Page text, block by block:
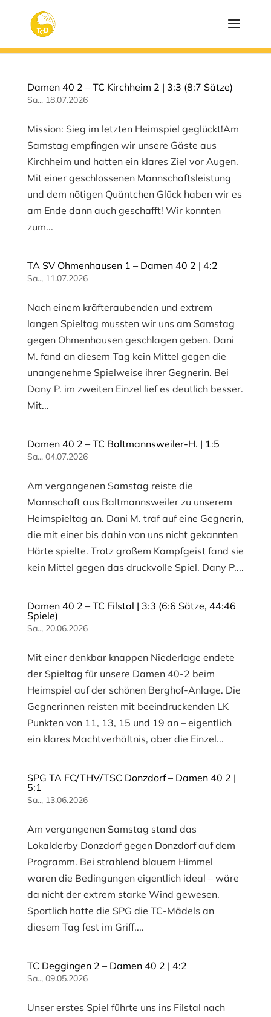
Damen 40 2 – TC Kirchheim 2 | 3:3 (8:7 Sätze)
Sa.., 18.07.2026
Mission: Sieg im letzten Heimspiel geglückt!Am
Samstag empfingen wir unsere Gäste aus
Kirchheim und hatten ein klares Ziel vor Augen.
Mit einer geschlossenen Mannschaftsleistung
und dem nötigen Quäntchen Glück haben wir es
am Ende dann auch geschafft! Wir konnten
zum...
TA SV Ohmenhausen 1 – Damen 40 2 | 4:2
Sa.., 11.07.2026
Nach einem kräfteraubenden und extrem
langen Spieltag mussten wir uns am Samstag
gegen Ohmenhausen geschlagen geben. Dani
M. fand an diesem Tag kein Mittel gegen die
unangenehme Spielweise ihrer Gegnerin. Bei
Dany P. im zweiten Einzel lief es deutlich besser.
Mit...
Damen 40 2 – TC Baltmannsweiler-H. | 1:5
Sa.., 04.07.2026
Am vergangenen Samstag reiste die
Mannschaft aus Baltmannsweiler zu unserem
Heimspieltag an. Dani M. traf auf eine Gegnerin,
die mit einer bis dahin von uns nicht gekannten
Härte spielte. Trotz großem Kampfgeist fand sie
kein Mittel gegen das druckvolle Spiel. Dany P....
Damen 40 2 – TC Filstal | 3:3 (6:6 Sätze, 44:46
Spiele)
Sa.., 20.06.2026
Mit einer denkbar knappen Niederlage endete
der Spieltag für unsere Damen 40-2 beim
Heimspiel auf der schönen Berghof-Anlage. Die
Gegnerinnen reisten mit beeindruckenden LK
Punkten von 11, 13, 15 und 19 an – eigentlich
ein klares Machtverhältnis, aber die Einzel...
SPG TA FC/THV/TSC Donzdorf – Damen 40 2 |
5:1
Sa.., 13.06.2026
Am vergangenen Samstag stand das
Lokalderby Donzdorf gegen Donzdorf auf dem
Programm. Bei strahlend blauem Himmel
waren die Bedingungen eigentlich ideal – wäre
da nicht der extrem starke Wind gewesen.
Sportlich hatte die SPG die TC-Mädels an
diesem Tag fest im Griff....
TC Deggingen 2 – Damen 40 2 | 4:2
Sa.., 09.05.2026
Unser erstes Spiel führte uns ins Filstal nach